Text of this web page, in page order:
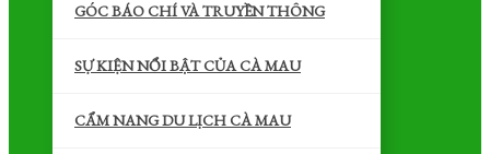
GÓC BÁO CHÍ VÀ TRUYỀN THÔNG
SỰ KIỆN NỔI BẬT CỦA CÀ MAU
CẨM NANG DU LỊCH CÀ MAU